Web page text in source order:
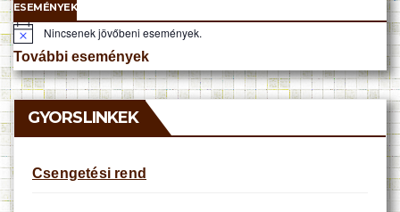
ESEMÉNYEK
N
o
t
i
e
Nincsenek jövőbeni események.
További események
GYORSLINKEK
Csengetési rend